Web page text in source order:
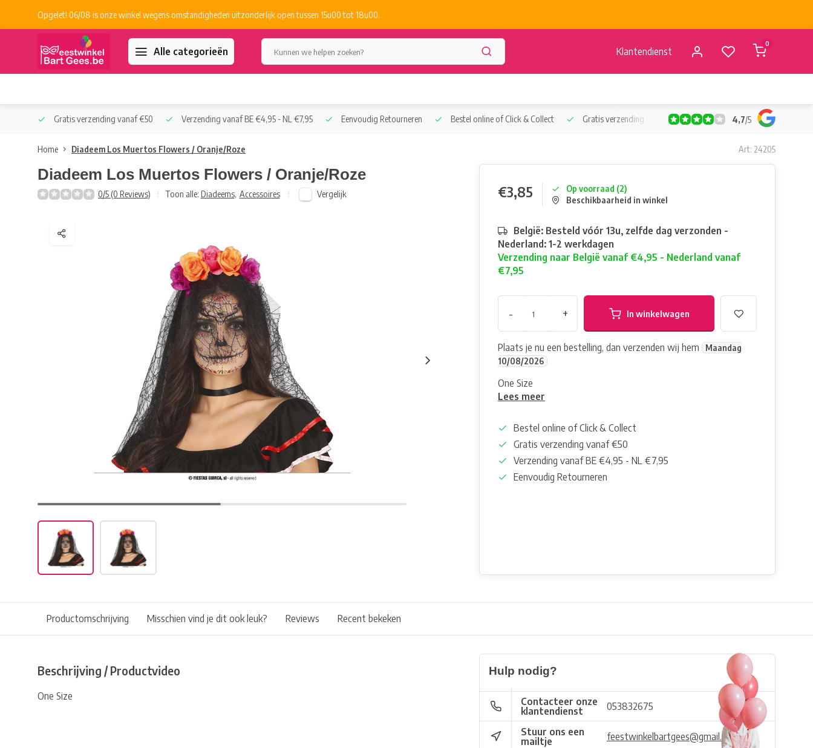
Opgelet! 06/08 is onze winkel wegens omstandigheden uitzonderlijk open tussen 15u00 tot 18u00.
Alle categorieën Klantendienst
0
Gratis verzending vanaf €50 Verzending vanaf BE €4,95 - NL €7,95 Eenvoudig Retourneren Bestel online of Click & Collect Gratis verzending vanaf €50 Verzending vanaf BE €4,95 -
4,7/5
Home Diadeem Los Muertos Flowers / Oranje/Roze Art: 24205
Diadeem Los Muertos Flowers / Oranje/Roze
0/5 (0 Reviews) Toon alle: Diadeems, Accessoires Vergelijk €3,85
Op voorraad (2)
Beschikbaarheid in winkel
België: Besteld vóór 13u, zelfde dag verzonden -
Nederland: 1-2 werkdagen
Verzending naar België vanaf €4,95 - Nederland vanaf
€7,95
- + In winkelwagen
Plaats je nu een bestelling, dan verzenden wij hem
Maandag
10/08/2026
One Size
Lees meer
Bestel online of Click & Collect
Gratis verzending vanaf €50
Verzending vanaf BE €4,95 - NL €7,95
Eenvoudig Retourneren
Productomschrijving Misschien vind je dit ook leuk? Reviews Recent bekeken
Beschrijving / Productvideo
One Size
Hulp nodig?
Contacteer onze
klantendienst
053832675
Stuur ons een
mailtje
feestwinkelbartgees@gmail.com